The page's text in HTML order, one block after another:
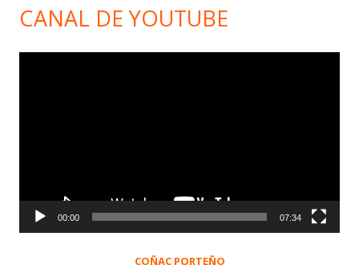
CANAL DE YOUTUBE
00:00 07:34
COÑAC PORTEÑO